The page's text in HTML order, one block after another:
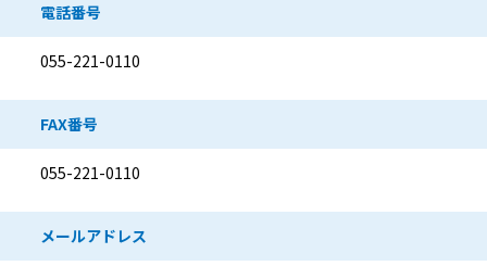
電話番号
055-221-0110
FAX番号
055-221-0110
メールアドレス